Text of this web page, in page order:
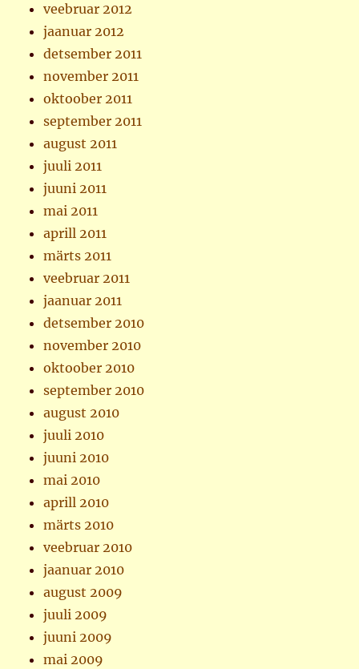
veebruar 2012
jaanuar 2012
detsember 2011
november 2011
oktoober 2011
september 2011
august 2011
juuli 2011
juuni 2011
mai 2011
aprill 2011
märts 2011
veebruar 2011
jaanuar 2011
detsember 2010
november 2010
oktoober 2010
september 2010
august 2010
juuli 2010
juuni 2010
mai 2010
aprill 2010
märts 2010
veebruar 2010
jaanuar 2010
august 2009
juuli 2009
juuni 2009
mai 2009